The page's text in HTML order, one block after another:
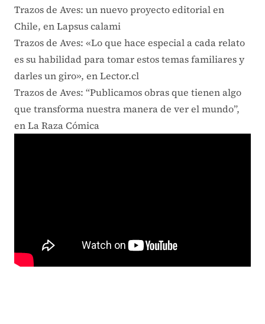
Trazos de Aves: un nuevo proyecto editorial en
Chile, en Lapsus calami
Trazos de Aves: «Lo que hace especial a cada relato
es su habilidad para tomar estos temas familiares y
darles un giro», en Lector.cl
Trazos de Aves: “Publicamos obras que tienen algo
que transforma nuestra manera de ver el mundo”,
en La Raza Cómica